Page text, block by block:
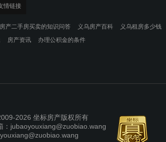
情链接
产二手房买卖的知识问答 义乌房产百科
义乌租房多少钱
房产资讯 办理公积金的条件
2026 坐标房产版权所有
jubaoyouxiang@zuobiao.wang